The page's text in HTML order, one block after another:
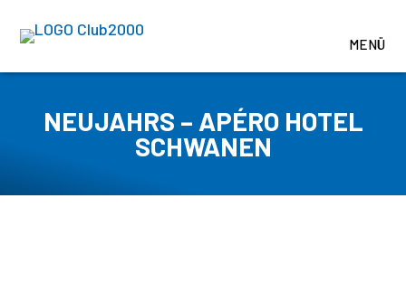
NEUJAHRS – APÉRO HOTEL
SCHWANEN